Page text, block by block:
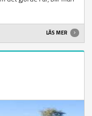
LÄS MER